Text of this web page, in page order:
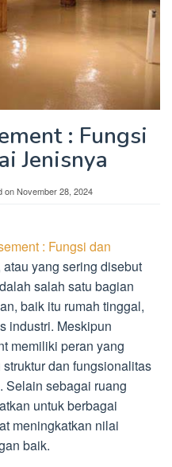
: Fungsi
Jenisnya
onNovember 28, 2024
: Fungsi dan
atau yang sering disebut
salah satu bagian
baik itu rumah tinggal,
industri. Meskipun
memiliki peran yang
dan fungsionalitas
Selain sebagai ruang
untuk berbagai
meningkatkan nilai
baik.